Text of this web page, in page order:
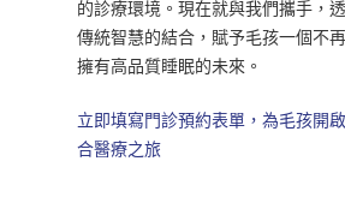
的診療環境。現在就與我們攜手，
傳統智慧的結合，賦予毛孩一個不
擁有高品質睡眠的未來。
立即填寫門診預約表單，為毛孩開
合醫療之旅